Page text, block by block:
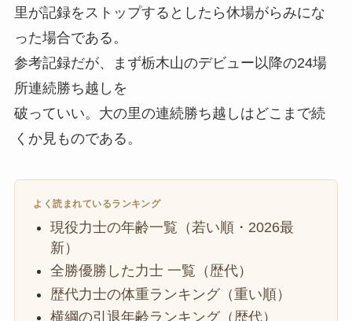
里が記録をストップするとしたら休場がらみにな
った場合である。
参考記録だが、まず栃木山のデビュー以降の24場
所連続勝ち越しを
破っていい。大の里の連続勝ち越しはどこまで続
くか見ものである。
よく読まれているランキング
現役力士の年齢一覧（若い順・2026最
新）
全勝優勝した力士 一覧（歴代）
歴代力士の体重ランキング（重い順）
横綱の引退年齢ランキング（歴代）